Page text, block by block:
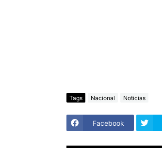
Tags Nacional Noticias
Facebook